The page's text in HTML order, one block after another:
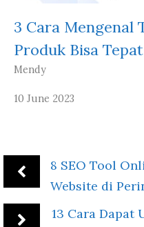
3 Cara Mengenal
Produk Bisa
Mendy
10 June 2023
8 SEO Tool
Website di
13 Cara Dapat